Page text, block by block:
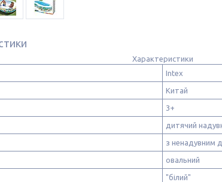
Характеристики
Intex
Китай
3+
дитячий
з ненадувним
овальний
"білий"